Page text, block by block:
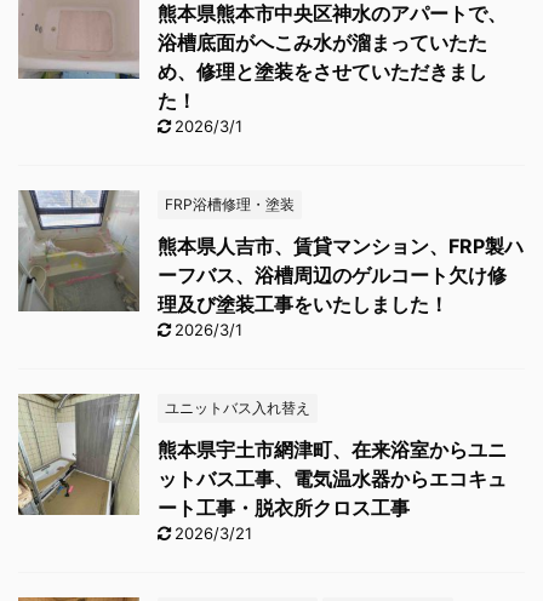
熊本県熊本市中央区神水のアパートで、
浴槽底面がへこみ水が溜まっていたた
め、修理と塗装をさせていただきまし
た！
2026/3/1
FRP浴槽修理・塗装
熊本県人吉市、賃貸マンション、FRP製ハ
ーフバス、浴槽周辺のゲルコート欠け修
理及び塗装工事をいたしました！
2026/3/1
ユニットバス入れ替え
熊本県宇土市網津町、在来浴室からユニ
ットバス工事、電気温水器からエコキュ
ート工事・脱衣所クロス工事
2026/3/21